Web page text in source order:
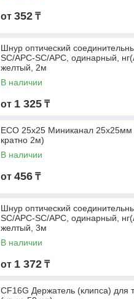
от 352 ₸
Шнур оптический
SC/APC-SC/APC, одинарный,
желтый, 2м
В наличии
от 1 325 ₸
ECO 25х25 Миниканал 25x25мм
кратно 2м)
В наличии
от 456 ₸
Шнур оптический
SC/APC-SC/APC, одинарный,
желтый, 3м
В наличии
от 1 372 ₸
CF16G Держатель (клипса) для